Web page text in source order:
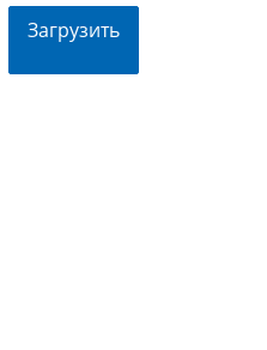
Загрузить